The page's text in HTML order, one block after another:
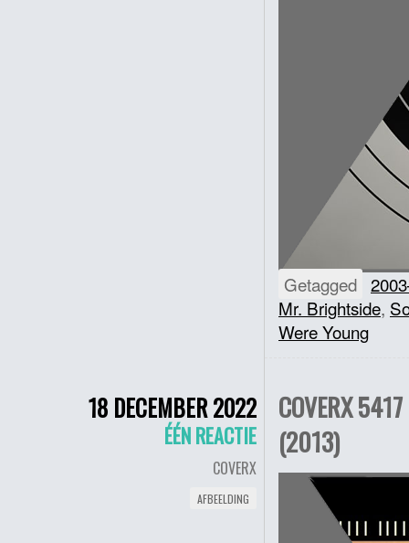
Getagged
Mr. Brightside,
Were Young
18 DECEMBER 2022
ÉÉN REACTIE
COVERX
AFBEELDING
COVERX
(2013)